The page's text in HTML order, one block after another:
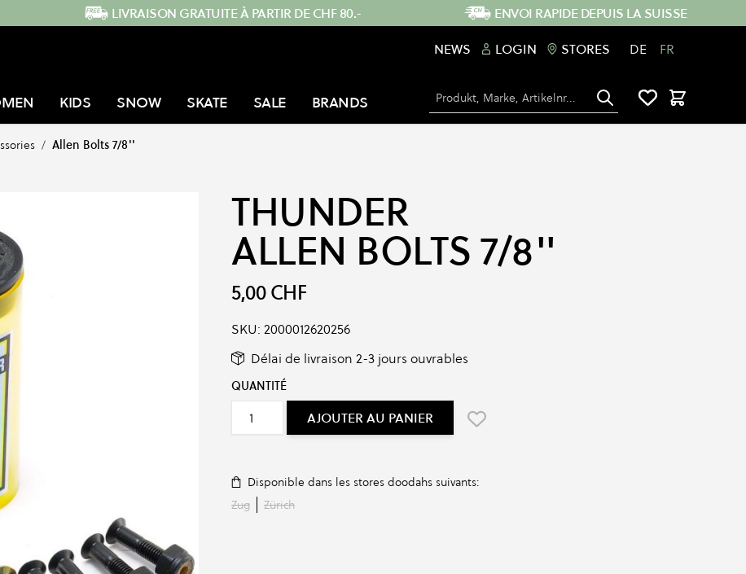
LIVRAISON GRATUITE À PARTIR DE CHF 80.-
ENVOI RAPIDE DEPUIS LA SUISSE
NEWS
LOGIN STORES DE FR
KIDS SNOW SKATE SALE BRANDS Chercher Panier
/ Allen Bolts 7/8''
THUNDER
ALLEN BOLTS 7/8''
5,00 CHF
SKU: 2000012620256
Délai de livraison 2-3 jours ouvrables
QUANTITÉ
AJOUTER AU PANIER
Disponible dans les stores doodahs suivants:
Zug
Zürich